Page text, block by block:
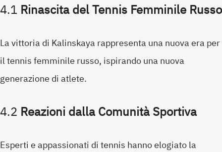
4.1 Rinascita del Tennis Femminile Russo
La vittoria di Kalinskaya rappresenta una nuova era per
il tennis femminile russo, ispirando una nuova
generazione di atlete.
4.2 Reazioni dalla Comunità Sportiva
Esperti e appassionati di tennis hanno elogiato la